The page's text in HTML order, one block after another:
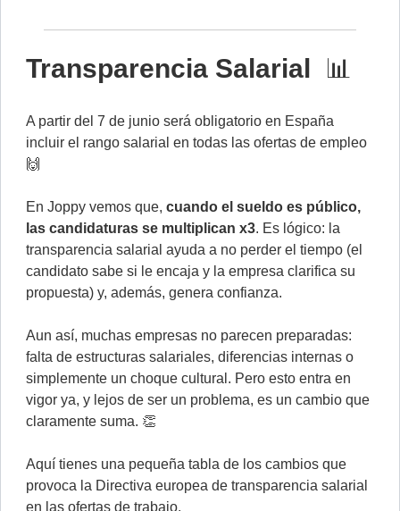
Transparencia Salarial 📊
A partir del 7 de junio será obligatorio en España
incluir el rango salarial en todas las ofertas de empleo
🙌
En Joppy vemos que, cuando el sueldo es público,
las candidaturas se multiplican x3. Es lógico: la
transparencia salarial ayuda a no perder el tiempo (el
candidato sabe si le encaja y la empresa clarifica su
propuesta) y, además, genera confianza.
Aun así, muchas empresas no parecen preparadas:
falta de estructuras salariales, diferencias internas o
simplemente un choque cultural. Pero esto entra en
vigor ya, y lejos de ser un problema, es un cambio que
claramente suma. 👏
Aquí tienes una pequeña tabla de los cambios que
provoca la Directiva europea de transparencia salarial
en las ofertas de trabajo.